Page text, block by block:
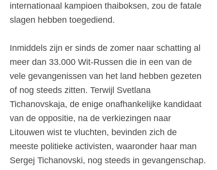
internationaal kampioen thaiboksen, zou de fatale
slagen hebben toegediend.
Inmiddels zijn er sinds de zomer naar schatting al
meer dan 33.000 Wit-Russen die in een van de
vele gevangenissen van het land hebben gezeten
of nog steeds zitten. Terwijl Svetlana
Tichanovskaja, de enige onafhankelijke kandidaat
van de oppositie, na de verkiezingen naar
Litouwen wist te vluchten, bevinden zich de
meeste politieke activisten, waaronder haar man
Sergej Tichanovski, nog steeds in gevangenschap.